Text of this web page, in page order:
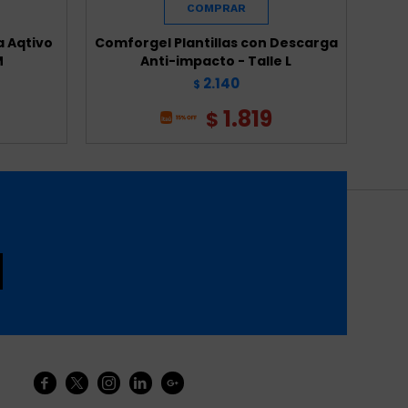
Aqtivo
Comforgel Plantillas con Descarga
Anti-impacto - Talle L
$ 2.140
$1.819
    